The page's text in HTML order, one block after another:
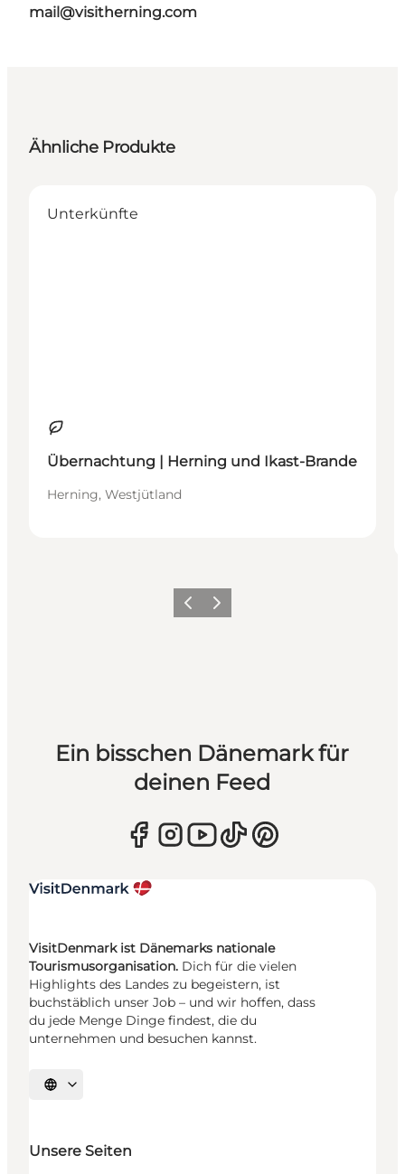
mail@visitherning.com
Ähnliche Produkte
Nachhaltig
Unterkünfte
Übernachtung | Herning und Ikast-Brande
Herning, Westjütland
ZurückWeiter
Ein bisschen Dänemark für
deinen Feed
VisitDenmark ist Dänemarks nationale
Tourismusorganisation. Dich für die vielen
Highlights des Landes zu begeistern, ist
buchstäblich unser Job – und wir hoffen, dass
du jede Menge Dinge findest, die du
unternehmen und besuchen kannst.
Sprache auswählen
Unsere Seiten